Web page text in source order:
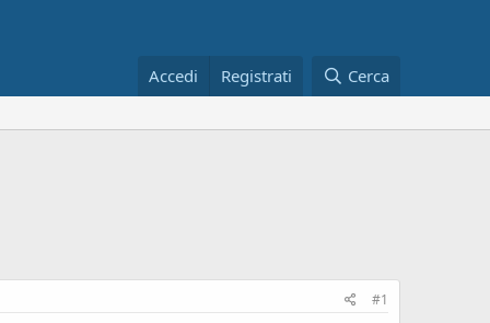
Accedi Registrati Cerca
#1